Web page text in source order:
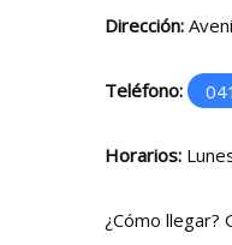
Dirección:
Teléfono:
Horarios:
¿Cómo llegar?